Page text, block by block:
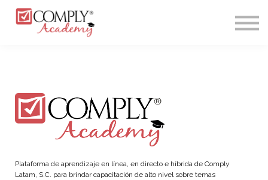
CONTACTO/CONTACT
INGRESAR/LOGIN
Plataforma de aprendizaje en línea, en directo e híbrida de Comply
Latam, S.C. para brindar capacitación de alto nivel sobre temas